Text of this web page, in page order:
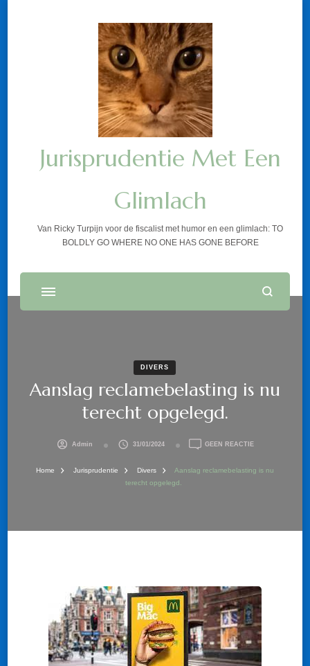
Jurisprudentie Met Een
Glimlach
Van Ricky Turpijn voor de fiscalist met humor en een glimlach: TO
BOLDLY GO WHERE NO ONE HAS GONE BEFORE
DIVERS
Aanslag reclamebelasting is nu
terecht opgelegd.
Admin 31/01/2024 GEEN REACTIEOP
IS
Home Jurisprudentie Divers
Aanslag reclamebelasting is nu
terecht opgelegd.